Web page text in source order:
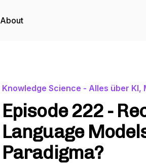
About
Knowledge Science - Alles über KI,
Episode 222 -
Language
Paradigma?